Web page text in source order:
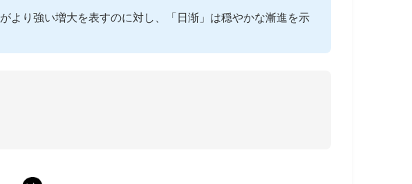
より強い増大を表すのに対し、「日渐」は穏やかな漸進を示